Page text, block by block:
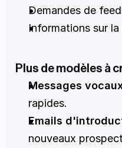
Demandes de
Informations sur
Plus de modèles à
Messages
rapides.
Emails
nouveaux